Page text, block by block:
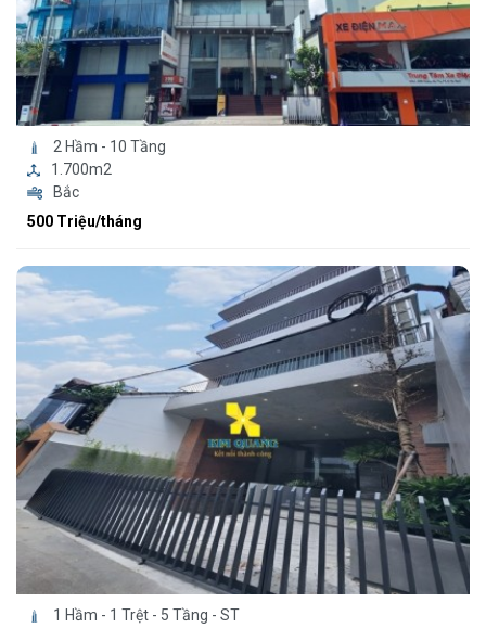
2 Hầm - 10 Tầng
1.700m2
Bắc
500 Triệu/tháng
1 Hầm - 1 Trệt - 5 Tầng - ST